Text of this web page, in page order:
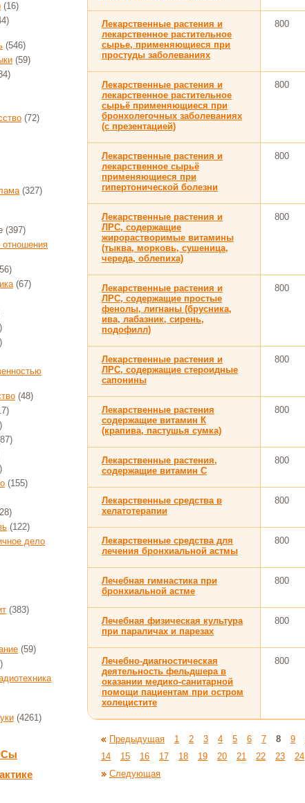
(16)
(546)
(59)
(72)
(327)
(397)
(67)
(48)
(155)
(122)
дело
(383)
(59)
(4261)
Лекарственные растения и
лекарственное растительное
сырье, применяющиеся при
простуды заболеваниях
800
Лекарственные растения и
лекарственное растительное
сырьё применяющиеся при
бронхолегочных заболеваниях
(с презентацией)
800
Лекарственные растения и
лекарственное сырьё
применяющиеся при
гипертонической болезни
800
Лекарственные растения и
ЛРС, содержащие
жирорастворимые витамины
(тыква, морковь, сушеница,
череда, облепиха)
800
Лекарственные растения и
ЛРС, содержащие простые
фенолы, лигнаны (брусника,
ива, лабазник, сирень,
подофилл)
800
Лекарственные растения и
ЛРС, содержащие стероидные
сапонины
800
Лекарственные растения
содержащие витамин К
(крапива, пастушья сумка)
800
Лекарственные растения,
содержащие витамин С
800
Лекарственные средства в
хелатотерапии
800
Лекарственные средства для
лечения бронхиальной астмы
800
Лечебная гимнастика при
бронхиальной астме
800
Лечебная физическая культура
при параличах и парезах
800
Лечебно-диагностическая
деятельность фельдшера в
оказании медико-санитарной
помощи пациентам при остром
холецистите
800
Предыдущая 1 2 3 4 5 6 7 8 9
14
15 16 17 18 19 20 21 22 23 24
Следующая